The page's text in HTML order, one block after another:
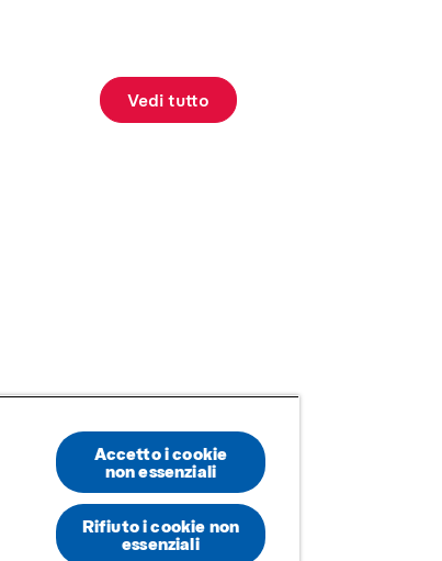
Vedi tutto
Accetto i cookie
non essenziali
Rifiuto i cookie non
essenziali